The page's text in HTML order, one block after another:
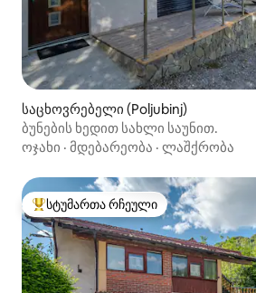
საცხოვრებელი (Poljubinj)
ბუნების ხედით სახლი საუნით.
ოჯახი · მდებარეობა · ლაშქრობა
სტუმართა რჩეული მოწინავე ვარიანტი
სტუმართა რჩეული